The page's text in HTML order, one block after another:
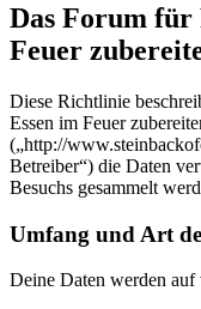
Das Forum für
Feuer
Diese Richtlinie
Essen im Feuer
(„http://
Betreiber“) die Daten
Besuchs gesammelt
Umfang und Art
Deine Daten werden auf